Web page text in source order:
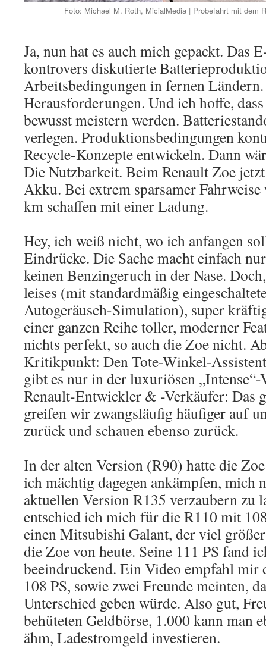
Foto: Michael M. Roth, MicialMedia | Probefahrt mit dem
Ja, nun hat es auch mich gepackt. Das
kontrovers diskutierte
Arbeitsbedingungen in fernen
Herausforderungen. Und ich hoffe,
bewusst meistern werden.
verlegen. Produktionsbedingungen
Recycle-Konzepte entwickeln. Dann
Die Nutzbarkeit. Beim Renault Zoe
Akku. Bei extrem sparsamer
km schaffen mit einer Ladung.
Hey, ich weiß nicht, wo ich anfangen
Eindrücke. Die Sache macht einfach
keinen Benzingeruch in der Nase.
leises (mit standardmäßig
Autogeräusch-Simulation), super
einer ganzen Reihe toller, moderner
nichts perfekt, so auch die Zoe nicht.
Kritikpunkt: Den Tote-Winkel-
gibt es nur in der luxuriösen
Renault-Entwickler & -Verkäufer: Das
greifen wir zwangsläufig häufiger auf
zurück und schauen ebenso zurück.
In der alten Version (R90) hatte die
ich mächtig dagegen ankämpfen, mich
aktuellen Version R135 verzaubern zu
entschied ich mich für die R110 mit
einen Mitsubishi Galant, der viel
die Zoe von heute. Seine 111 PS fand
beeindruckend. Ein Video empfahl mir
108 PS, sowie zwei Freunde meinten,
Unterschied geben würde. Also gut,
behüteten Geldbörse, 1.000 kann man
ähm, Ladestromgeld investieren.